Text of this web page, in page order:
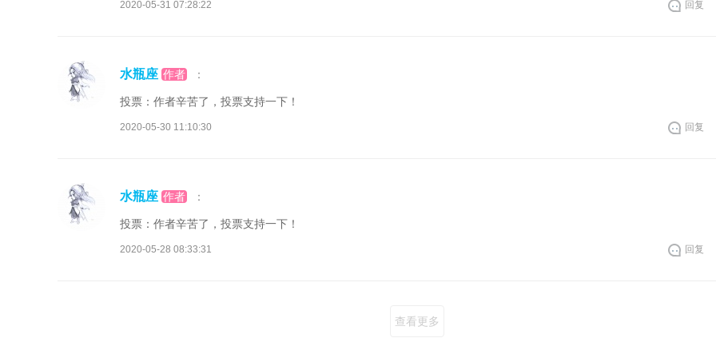
2020-05-31 07:28:22 回复
水瓶座 作者 ：
投票：作者辛苦了，投票支持一下！
2020-05-30 11:10:30 回复
水瓶座 作者 ：
投票：作者辛苦了，投票支持一下！
2020-05-28 08:33:31 回复
查看更多